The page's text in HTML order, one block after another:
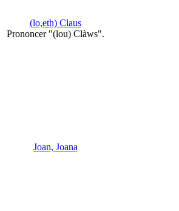
(lo,eth) Claus
Prononcer "(lou) Clàws".
Joan, Joana